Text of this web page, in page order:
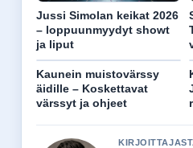
Jussi Simolan keikat 2026
– loppuunmyydyt showt
ja liput
Kaunein muistovärssy
äidille – Koskettavat
värssyt ja ohjeet